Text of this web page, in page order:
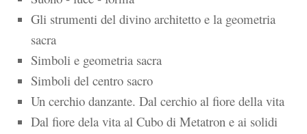
Gli strumenti del divino architetto e la geometria
sacra
Simboli e geometria sacra
Simboli del centro sacro
Un cerchio danzante. Dal cerchio al fiore della vita
Dal fiore dela vita al Cubo di Metatron e ai solidi